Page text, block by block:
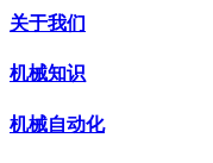
关于我们
机械知识
机械自动化